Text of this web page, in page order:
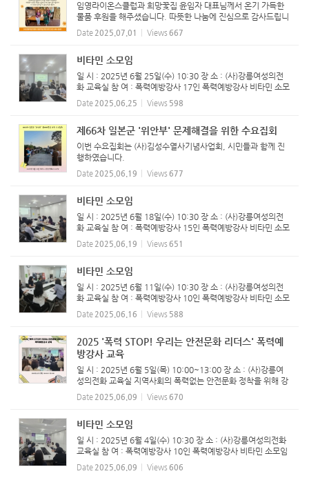
임영라이온스클럽과 희망꽃집 윤임자 대표님께서 온기 가득한
물품 후원을 해주셨습니다. 따뜻한 나눔에 진심으로 감사드립니
다. ‘강릉여성의전화’에 함께해주신 연대의 손길은 폭력 피해 여
성들의 일상 회복과 자립에 큰 힘이 됩니다. 일시/정기...
Date 2025.07.01 Views 667
비타민 소모임
일 시 : 2025년 6월 25일(수) 10:30 장 소 : (사)강릉여성의전
화 교육실 참 여 : 폭력예방강사 17인 폭력예방강사 비타민 소모
임 진행하였습니다.
Date 2025.06.25 Views 598
제66차 일본군 '위안부' 문제해결을 위한 수요집회
이번 수요집회는 (사)김성수열사기념사업회, 시민들과 함께 진
행하였습니다.
Date 2025.06.19 Views 677
비타민 소모임
일 시 : 2025년 6월 18일(수) 10:30 장 소 : (사)강릉여성의전
화 교육실 참 여 : 폭력예방강사 15인 폭력예방강사 비타민 소모
임 진행하였습니다.
Date 2025.06.19 Views 651
비타민 소모임
일 시 : 2025년 6월 11일(수) 10:30 장 소 : (사)강릉여성의전
화 교육실 참 여 : 폭력예방강사 10인 폭력예방강사 비타민 소모
임 진행하였습니다.
Date 2025.06.16 Views 588
2025 '폭력 STOP! 우리는 안전문화 리더스' 폭력예
방강사 교육
일 시 : 2025년 6월 5일(목) 10:00~13:00 장 소 : (사)강릉여
성의전화 교육실 지역사회의 폭력없는 안전문화 정착을 위해 강
릉시양성평등기금지원사업으로 진행하는 폭력예방교육강사 양
성 과정이 지역주민과 활동가를 대상으로 4월 22일부터 시작되
Date 2025.06.09 Views 670
비타민 소모임
일 시 : 2025년 6월 4일(수) 10:30 장 소 : (사)강릉여성의전화
교육실 참 여 : 폭력예방강사 10인 ​폭력예방강사 비타민 소모임
진행하였습니다.
Date 2025.06.09 Views 606